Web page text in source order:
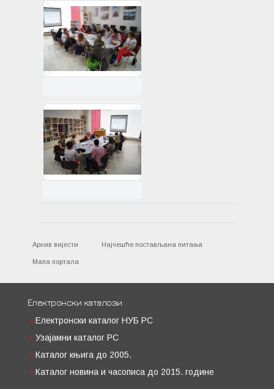
Архив вијести Најчешће постављана питања
Мапа портала
Електронски каталози
Електронски каталог НУБ РС
Узајамни каталог РС
Каталог књига до 2005.
Каталог новина и часописа до 2015. године